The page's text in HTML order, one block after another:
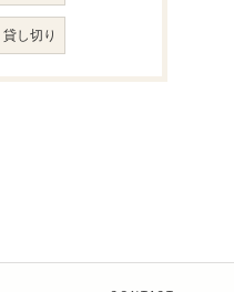
貸し切り